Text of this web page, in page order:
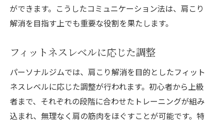
ができます。こうしたコミュニケーション法は、肩こり
解消を目指す上でも重要な役割を果たします。
フィットネスレベルに応じた調整
パーソナルジムでは、肩こり解消を目的としたフィット
ネスレベルに応じた調整が行われます。初心者から上級
者まで、それぞれの段階に合わせたトレーニングが組み
込まれ、無理なく肩の筋肉をほぐすことが可能です。特